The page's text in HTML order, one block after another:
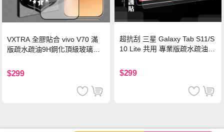
VXTRA 全膠貼合 vivo V70 滿
版疏水疏油9H鋼化頂級玻璃貼
$299
超抗刮 三星 Galaxy Tab S11/S
10 Lite 共用 專業版疏水疏油9
$299